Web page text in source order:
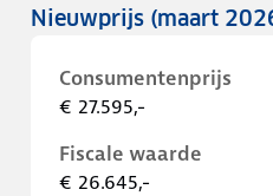
Nieuwprijs (maart
Consumentenprijs
€ 27.595,-
Fiscale waarde
€ 26.645,-